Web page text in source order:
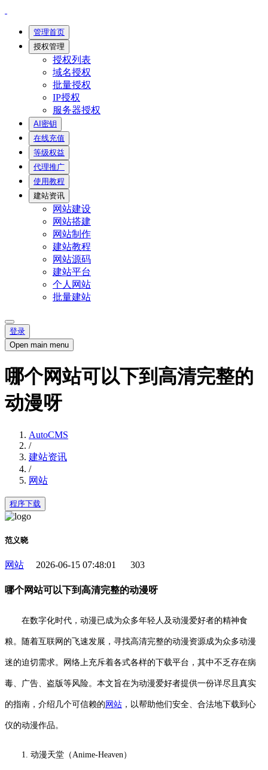
管理首页
授权管理
授权列表
域名授权
批量授权
IP授权
服务器授权
AI密钥
在线充值
等级权益
代理推广
使用教程
建站资讯
网站建设
网站搭建
网站制作
建站教程
网站源码
建站平台
个人网站
批量建站
登录
Open main menu
哪个网站可以下到高清完整的
动漫呀
AutoCMS
/
建站资讯
/
网站
程序下载
范义晓
网站 2026-06-15 07:48:01 303
哪个网站可以下到高清完整的动漫呀
在数字化时代，动漫已成为众多年轻人及动漫爱好者的精神食
粮。随着互联网的飞速发展，寻找高清完整的动漫资源成为众多动漫
迷的迫切需求。网络上充斥着各式各样的下载平台，其中不乏存在病
毒、广告、盗版等风险。本文旨在为动漫爱好者提供一份详尽且真实
的指南，介绍几个可信赖的 网站 ，以帮助他们安全、合法地下载到心
仪的动漫作品。
1. 动漫天堂（Anime-Heaven）